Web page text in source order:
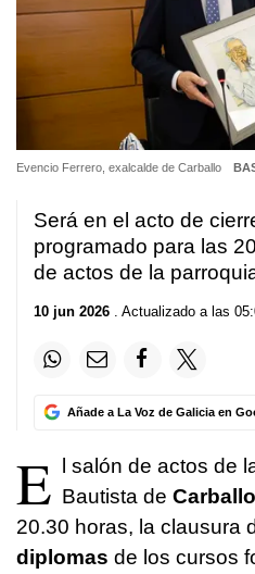
Evencio Ferrero, exalcalde de Carballo
Será en el acto de
programado para las
de actos de la
10 jun 2026 . Actualizado a las
Añade a La Voz de Galicia en
E l salón de actos de
Bautista de Carballo
20.30 horas, la clausura
diplomas de los cursos